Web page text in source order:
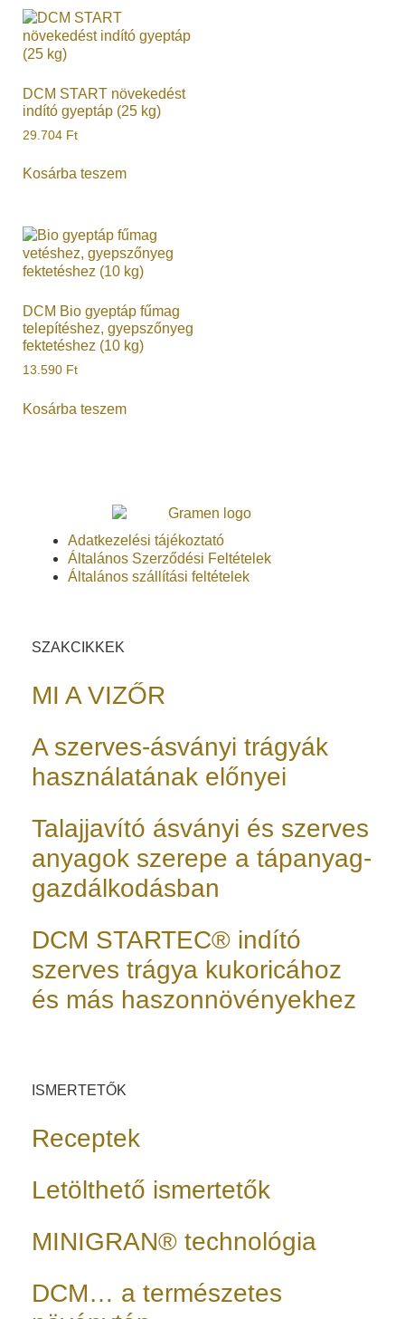
DCM START növekedést
indító gyeptáp (25 kg)
29.704 Ft
Kosárba teszem
DCM Bio gyeptáp fűmag
telepítéshez, gyepszőnyeg
fektetéshez (10 kg)
13.590 Ft
Kosárba teszem
Adatkezelési tájékoztató
Általános Szerződési Feltételek
Általános szállítási feltételek
SZAKCIKKEK
MI A VIZŐR
A szerves-ásványi trágyák
használatának előnyei
Talajjavító ásványi és szerves
anyagok szerepe a tápanyag-
gazdálkodásban
DCM STARTEC® indító
szerves trágya kukoricához
és más haszonnövényekhez
ISMERTETŐK
Receptek
Letölthető ismertetők
MINIGRAN® technológia
DCM… a természetes